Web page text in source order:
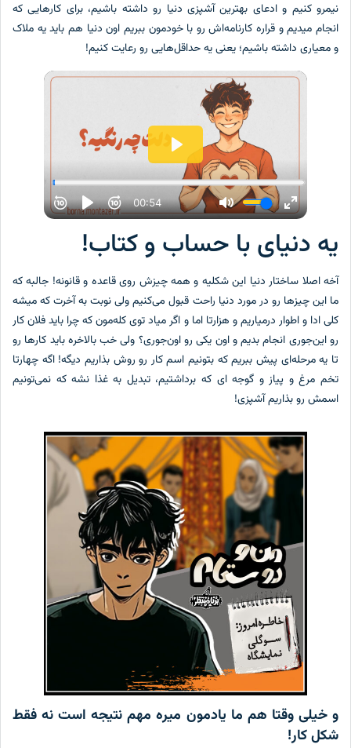
نیمرو کنیم و ادعای بهترین آشپزی دنیا رو داشته باشیم، برای کارهایی که
انجام میدیم و قراره کارنامه‌اش رو با خودمون ببریم اون دنیا هم باید یه ملاک
و معیاری داشته باشیم؛ یعنی یه حداقل‌هایی رو رعایت کنیم!
یه دنیای با حساب و کتاب!
آخه اصلا ساختار دنیا این شکلیه و همه چیزش روی قاعده و قانونه! جالبه که
ما این چیزها رو در مورد دنیا راحت قبول می‌کنیم ولی نوبت به آخرت که میشه
کلی ادا و اطوار درمیاریم و هزارتا اما و اگر میاد توی کله‌مون که چرا باید فلان کار
رو این‌جوری انجام بدیم و اون یکی رو اون‌جوری؟ ولی خب بالاخره باید کارها رو
تا یه مرحله‌ای پیش ببریم که بتونیم اسم کار رو روش بذاریم دیگه! اگه چهارتا
تخم مرغ و پیاز و گوجه ای که برداشتیم، تبدیل به غذا نشه که نمی‌تونیم
اسمش رو بذاریم آشپزی!
و خیلی وقتا هم ما یادمون میره مهم نتیجه است نه فقط
شکل کار!